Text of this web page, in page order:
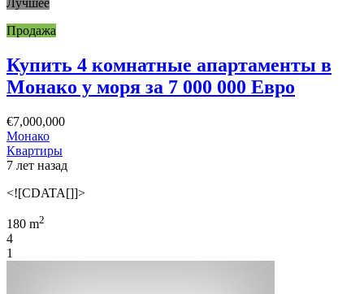
Лучшее
Продажа
Купить 4 комнатные апартаменты в
Монако у моря за 7 000 000 Евро
€7,000,000
Монако
Квартиры
7 лет назад
<![CDATA[]]>
180 m2
4
1